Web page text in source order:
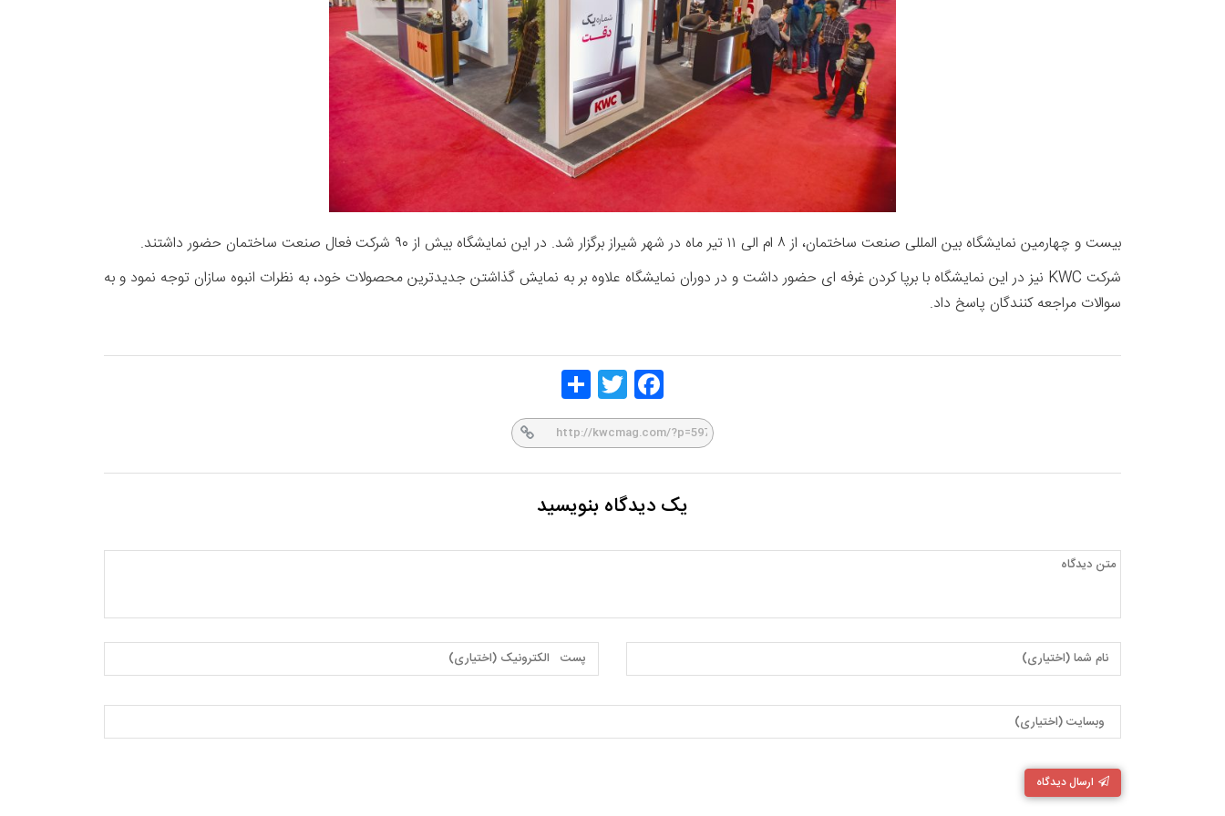
بیست و چهارمین نمایشگاه بین المللی صنعت ساختمان، از ۸ ام الی ۱۱ تیر ماه در شهر شیراز برگزار شد. در این نمایشگاه بیش از ۹۰ شرکت فعال صنعت ساختمان حضور داشتند.
شرکت KWC نیز در این نمایشگاه با برپا کردن غرفه ای حضور داشت و در دوران نمایشگاه علاوه بر به نمایش گذاشتن جدیدترین محصولات خود، به نظرات انبوه سازان توجه نمود و به
سوالات مراجعه کنندگان پاسخ داد.
Face
Twitt
یک دیدگاه بنویسید
ارسال دیدگاه